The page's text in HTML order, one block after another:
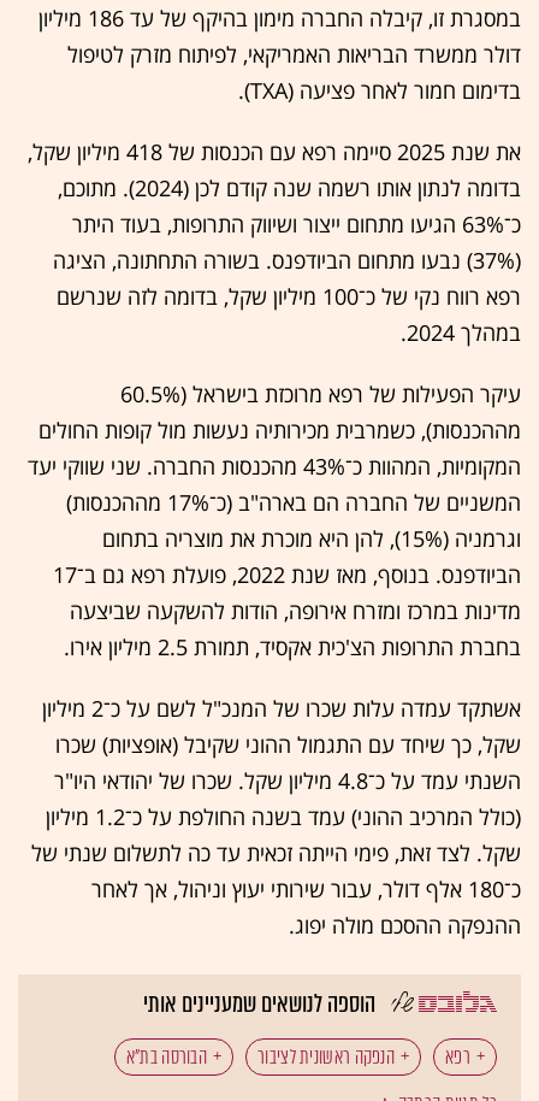
במסגרת זו, קיבלה החברה מימון בהיקף של עד 186 מיליון
דולר ממשרד הבריאות האמריקאי, לפיתוח מזרק לטיפול
בדימום חמור לאחר פציעה (TXA).
את שנת 2025 סיימה רפא עם הכנסות של 418 מיליון שקל,
בדומה לנתון אותו רשמה שנה קודם לכן (2024). מתוכם,
כ־63% הגיעו מתחום ייצור ושיווק התרופות, בעוד היתר
(37%) נבעו מתחום הביודפנס. בשורה התחתונה, הציגה
רפא רווח נקי של כ־100 מיליון שקל, בדומה לזה שנרשם
במהלך 2024.
עיקר הפעילות של רפא מרוכזת בישראל (60.5%
מההכנסות), כשמרבית מכירותיה נעשות מול קופות החולים
המקומיות, המהוות כ־43% מהכנסות החברה. שני שווקי יעד
המשניים של החברה הם בארה"ב (כ־17% מההכנסות)
וגרמניה (15%), להן היא מוכרת את מוצריה בתחום
הביודפנס. בנוסף, מאז שנת 2022, פועלת רפא גם ב־17
מדינות במרכז ומזרח אירופה, הודות להשקעה שביצעה
בחברת התרופות הצ'כית אקסיד, תמורת 2.5 מיליון אירו.
אשתקד עמדה עלות שכרו של המנכ"ל לשם על כ־2 מיליון
שקל, כך שיחד עם התגמול ההוני שקיבל (אופציות) שכרו
השנתי עמד על כ־4.8 מיליון שקל. שכרו של יהודאי היו"ר
(כולל המרכיב ההוני) עמד בשנה החולפת על כ־1.2 מיליון
שקל. לצד זאת, פימי הייתה זכאית עד כה לתשלום שנתי של
כ־180 אלף דולר, עבור שירותי יעוץ וניהול, אך לאחר
ההנפקה ההסכם מולה יפוג.
הוספה לנושאים שמעניינים אותי
רפא הנפקה ראשונית לציבור
הבורסה בת"א